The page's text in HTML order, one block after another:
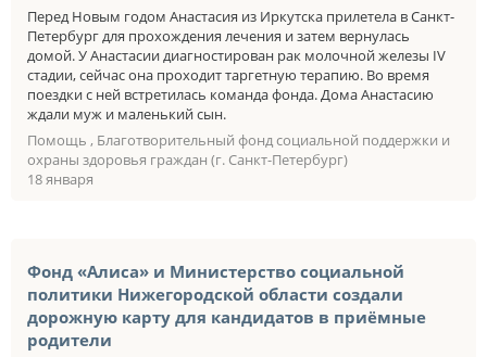
Перед Новым годом Анастасия из Иркутска прилетела в Санкт-
Петербург для прохождения лечения и затем вернулась
домой. У Анастасии диагностирован рак молочной железы IV
стадии, сейчас она проходит таргетную терапию. Во время
поездки с ней встретилась команда фонда. Дома Анастасию
ждали муж и маленький сын.
Помощь , Благотворительный фонд социальной поддержки и
охраны здоровья граждан (г. Санкт-Петербург)
18 января
Фонд «Алиса» и Министерство социальной
политики Нижегородской области создали
дорожную карту для кандидатов в приёмные
родители